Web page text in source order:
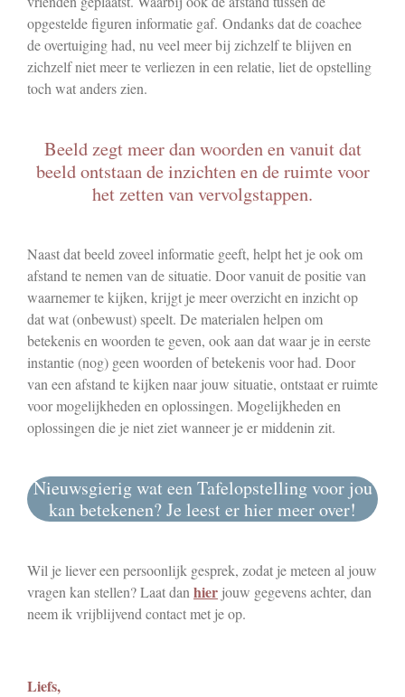
opgestelde figuren informatie gaf. Ondanks dat de coachee
de overtuiging had, nu veel meer bij zichzelf te blijven en
zichzelf niet meer te verliezen in een relatie, liet de opstelling
toch wat anders zien.
Beeld zegt meer dan woorden en vanuit dat
beeld ontstaan de inzichten en de ruimte voor
het zetten van vervolgstappen.
Naast dat beeld zoveel informatie geeft, helpt het je ook om
afstand te nemen van de situatie. Door vanuit de positie van
waarnemer te kijken, krijgt je meer overzicht en inzicht op
dat wat (onbewust) speelt. De materialen helpen om
betekenis en woorden te geven, ook aan dat waar je in eerste
instantie (nog) geen woorden of betekenis voor had. Door
van een afstand te kijken naar jouw situatie, ontstaat er ruimte
voor mogelijkheden en oplossingen. Mogelijkheden en
oplossingen die je niet ziet wanneer je er middenin zit.
Nieuwsgierig wat een Tafelopstelling voor jou
kan betekenen? Je leest er hier meer over!
Wil je liever een persoonlijk gesprek, zodat je meteen al jouw
vragen kan stellen? Laat dan hier jouw gegevens achter, dan
neem ik vrijblijvend contact met je op.
Liefs,